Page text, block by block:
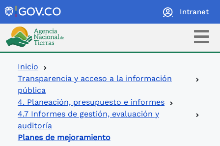
Intranet
Logo Agencia Nacional de Tierras
Ruta de navegación
Inicio
Transparencia y acceso a la información
pública
4. Planeación, presupuesto e informes
4.7 Informes de gestión, evaluación y
auditoría
Planes de mejoramiento